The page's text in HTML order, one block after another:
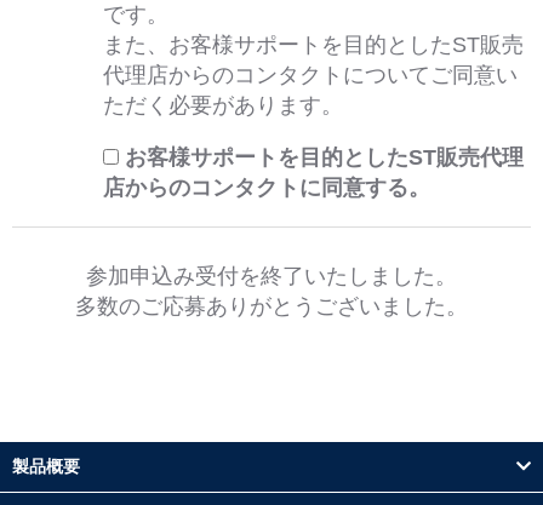
です。
また、お客様サポートを目的としたST販売
代理店からのコンタクトについてご同意い
ただく必要があります。
お客様サポートを目的としたST販売代理
店からのコンタクトに同意する。
参加申込み受付を終了いたしました。
多数のご応募ありがとうございました。
製品概要